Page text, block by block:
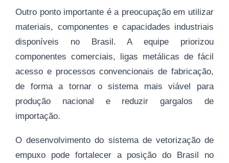
Outro ponto importante é a preocupação em utilizar
materiais, componentes e capacidades industriais
disponíveis no Brasil. A equipe priorizou
componentes comerciais, ligas metálicas de fácil
acesso e processos convencionais de fabricação,
de forma a tornar o sistema mais viável para
produção nacional e reduzir gargalos de
importação.
O desenvolvimento do sistema de vetorização de
empuxo pode fortalecer a posição do Brasil no